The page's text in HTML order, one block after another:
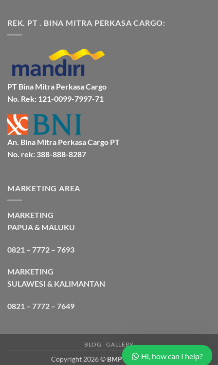
Jakarta
ke
Bitung
Lebih
pada
Ekspedisi
&
Aman
Bersama
Bmp
Cargo
REK. PT . BINA MITRA PERKASA CARGO:
PT Bina Mitra Perkasa Cargo
No. Rek: 121-0099-7997-71
An. Bina Mitra Perkasa Cargo PT
No. rek: 388-888-8287
MARKETING AREA
MARKETING
PAPUA & MALUKU
0821 – 7772 – 7693
MARKETING
SULAWESI & KALIMANTAN
0821 – 7772 – 7649
BLOG GALLERY
Copyright 2026 © BMP Cargo ExpressHi, how can I help?